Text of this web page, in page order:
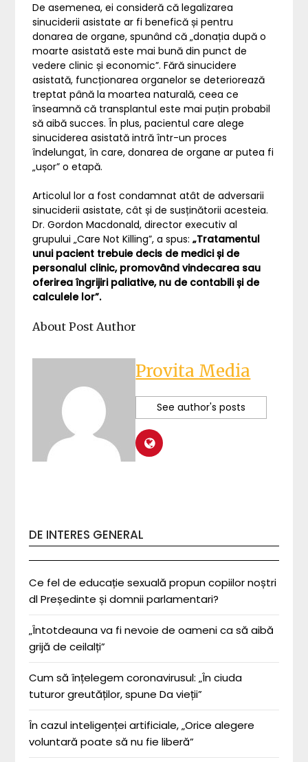
De asemenea, ei consideră că legalizarea
sinuciderii asistate ar fi benefică și pentru
donarea de organe, spunând că „donația după o
moarte asistată este mai bună din punct de
vedere clinic și economic”. Fără sinucidere
asistată, funcționarea organelor se deteriorează
treptat până la moartea naturală, ceea ce
înseamnă că transplantul este mai puțin probabil
să aibă succes. În plus, pacientul care alege
sinuciderea asistată intră într-un proces
îndelungat, în care, donarea de organe ar putea fi
„ușor” o etapă.
Articolul lor a fost condamnat atât de adversarii
sinuciderii asistate, cât și de susținătorii acesteia.
Dr. Gordon Macdonald, director executiv al
grupului „Care Not Killing”, a spus:„Tratamentul
unui pacient trebuie decis de medici și de
personalul clinic, promovând vindecarea sau
oferirea îngrijiri paliative, nu de contabili și de
calculele lor”.
About Post Author
Provita Media
See author's posts
DE INTERES GENERAL
Ce fel de educație sexuală propun copiilor noștri
dl Președinte și domnii parlamentari?
„Întotdeauna va fi nevoie de oameni ca să aibă
grijă de ceilalți”
Cum să înțelegem coronavirusul: „În ciuda
tuturor greutăților, spune Da vieții”
În cazul inteligenței artificiale, „Orice alegere
voluntară poate să nu fie liberă”